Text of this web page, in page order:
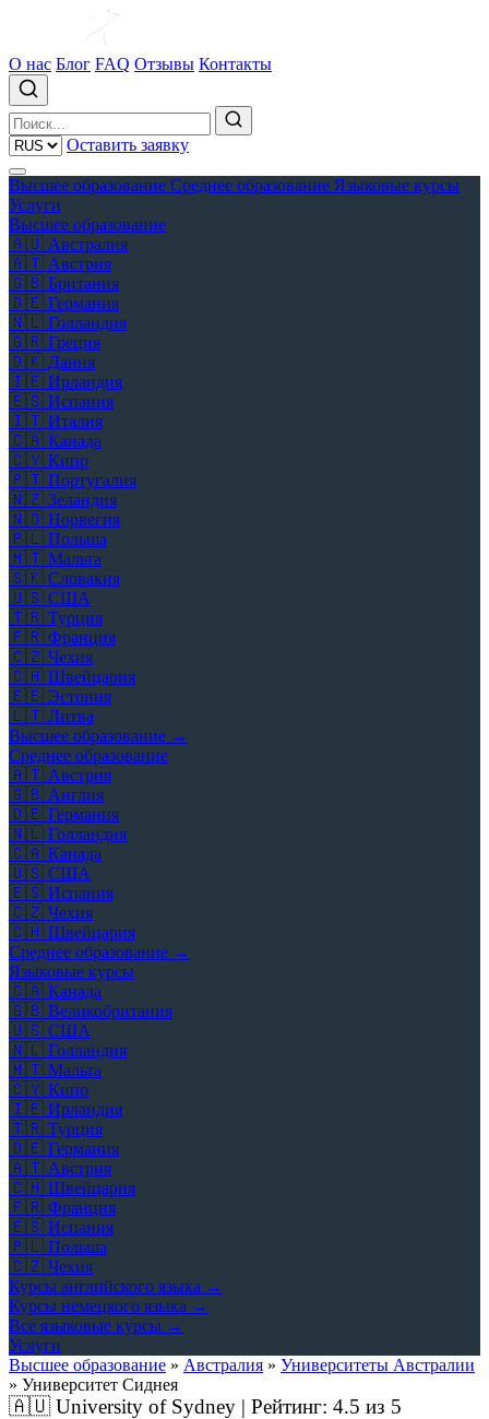
О нас Блог FAQ Отзывы Контакты
Оставить заявку
Высшее образование Среднее образование Языковые курсы
Услуги
Высшее образование
🇦🇺 Австралия
🇦🇹 Австрия
🇬🇧 Британия
🇩🇪 Германия
🇳🇱 Голландия
🇬🇷 Греция
🇩🇰 Дания
🇮🇪 Ирландия
🇪🇸 Испания
🇮🇹 Италия
🇨🇦 Канада
🇨🇾 Кипр
🇵🇹 Португалия
🇳🇿 Зеландия
🇳🇴 Норвегия
🇵🇱 Польша
🇲🇹 Мальта
🇸🇰 Словакия
🇺🇸 США
🇹🇷 Турция
🇫🇷 Франция
🇨🇿 Чехия
🇨🇭 Швейцария
🇪🇪 Эстония
🇱🇹 Литва
Высшее образование →
Среднее образование
🇦🇹 Австрия
🇬🇧 Англия
🇩🇪 Германия
🇳🇱 Голландия
🇨🇦 Канада
🇺🇸 США
🇪🇸 Испания
🇨🇿 Чехия
🇨🇭 Швейцария
Среднее образование →
Языковые курсы
🇨🇦 Канада
🇬🇧 Великобритания
🇺🇸 США
🇳🇱 Голландия
🇲🇹 Мальта
🇨🇾 Кипр
🇮🇪 Ирландия
🇹🇷 Турция
🇩🇪 Германия
🇦🇹 Австрия
🇨🇭 Швейцария
🇫🇷 Франция
🇪🇸 Испания
🇵🇱 Польша
🇨🇿 Чехия
Курсы английского языка →
Курсы немецкого языка →
Все языковые курсы →
Услуги
Высшее образование » Австралия » Университеты Австралии
» Университет Сиднея
🇦🇺University of Sydney | Рейтинг: 4.5 из 5